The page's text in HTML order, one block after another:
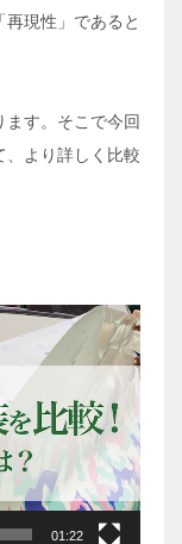
現性」であると
す。そこで今回
、より詳しく比較
01:22